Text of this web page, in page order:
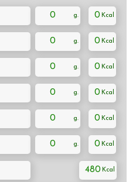
0 0
0 0
0 0
0 0
0 0
0 0
480